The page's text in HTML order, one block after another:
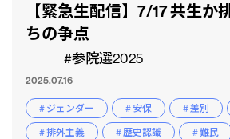
【緊急生配信】7/17 共生か
ちの争点
#参院選2025
2025.07.16
# ジェンダー # 安保 # 差別
# 排外主義
# 歴史認識 # 難民